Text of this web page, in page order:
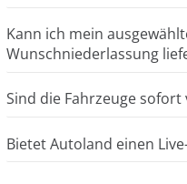
Kann ich mein
Wunschniederlassung
Sind die Fahrzeuge sofort
Bietet Autoland einen